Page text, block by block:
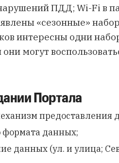
ПДД; Wi-Fi в
«сезонные»
интересны одни
могут
Портала
предоставления
формата данных;
данных (ул. и улица;